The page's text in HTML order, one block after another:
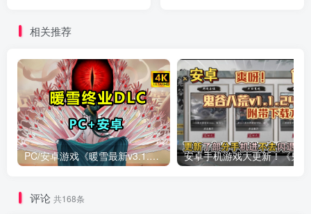
相关推荐
PC/安卓游戏《暖雪最新v3.1.0.1》终业DLC整合版！
评论 共168条